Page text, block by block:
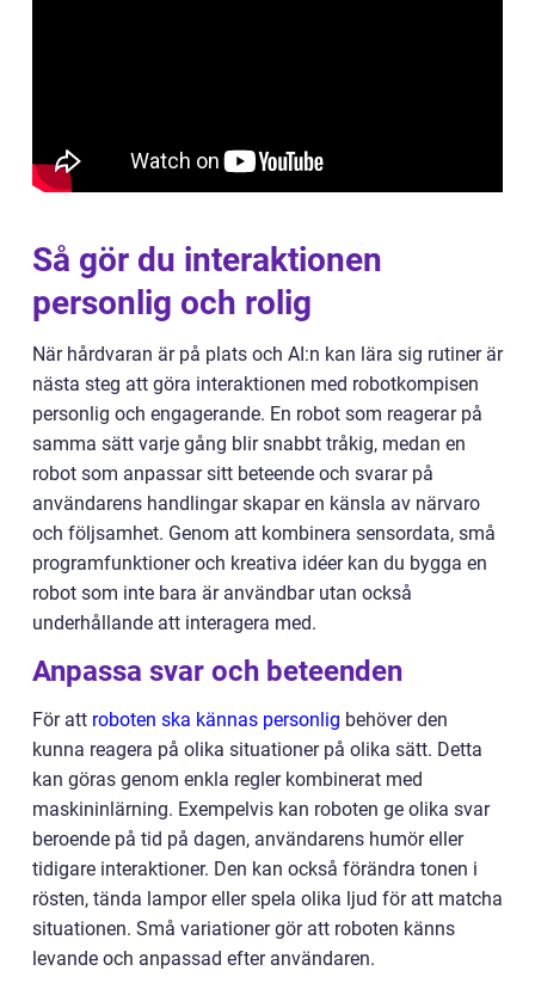
Så gör du interaktionen
personlig och rolig
När hårdvaran är på plats och AI:n kan lära sig rutiner är
nästa steg att göra interaktionen med robotkompisen
personlig och engagerande. En robot som reagerar på
samma sätt varje gång blir snabbt tråkig, medan en
robot som anpassar sitt beteende och svarar på
användarens handlingar skapar en känsla av närvaro
och följsamhet. Genom att kombinera sensordata, små
programfunktioner och kreativa idéer kan du bygga en
robot som inte bara är användbar utan också
underhållande att interagera med.
Anpassa svar och beteenden
För att roboten ska kännas personlig behöver den
kunna reagera på olika situationer på olika sätt. Detta
kan göras genom enkla regler kombinerat med
maskininlärning. Exempelvis kan roboten ge olika svar
beroende på tid på dagen, användarens humör eller
tidigare interaktioner. Den kan också förändra tonen i
rösten, tända lampor eller spela olika ljud för att matcha
situationen. Små variationer gör att roboten känns
levande och anpassad efter användaren.